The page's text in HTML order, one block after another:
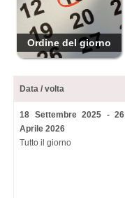
Ordine del giorno
Data / volta
18 Settembre 2025 - 26
Aprile 2026
Tutto il giorno